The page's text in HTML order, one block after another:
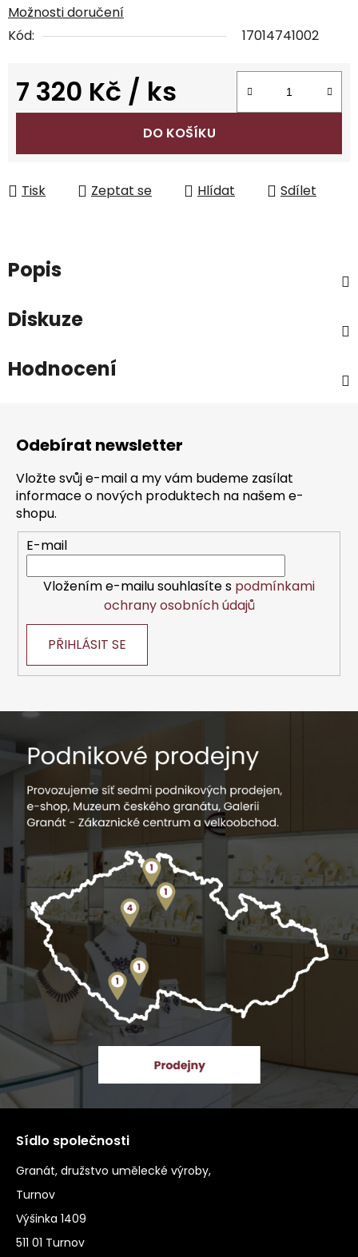
Možnosti doručení
Kód:
17014741002
7 320 Kč / ks
Měrná cena:
DO KOŠÍKU
Tisk Zeptat se Hlídat Sdílet
Popis
Diskuze
Hodnocení
Odebírat newsletter
Vložte svůj e-mail a my vám budeme zasílat
informace o nových produktech na našem e-
shopu.
E-mail
Vložením e-mailu souhlasíte s podmínkami
ochrany osobních údajů
PŘIHLÁSIT SE
Sídlo společnosti
Granát, družstvo umělecké výroby,
Turnov
Výšinka 1409
511 01 Turnov